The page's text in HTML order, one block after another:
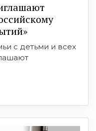
с детьми и всех